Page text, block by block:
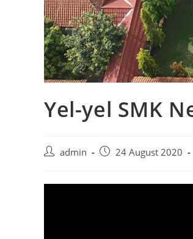
Yel-yel SMK
Postadmin
Post 24 August 2020